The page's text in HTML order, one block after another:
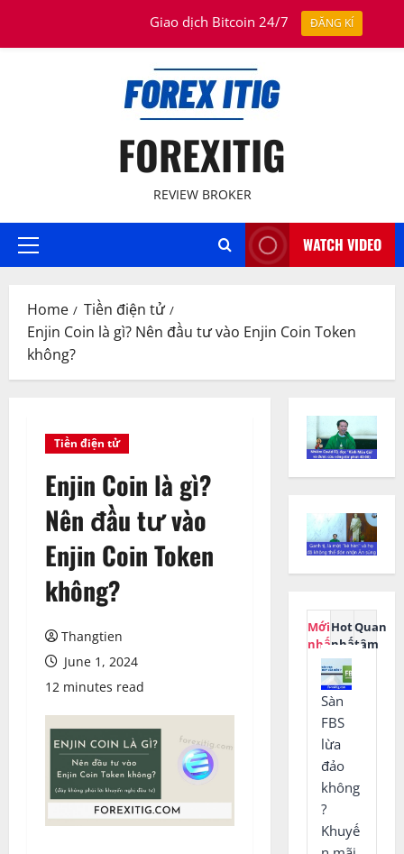
August 6, 2026
FOREXITIG
REVIEW BROKER
Primary
WATCH VIDEO
Home
Tiền điện tử
Enjin Coin là gì? Nên đầu tư vào Enjin Coin Token
không?
Tiền điện tử
Enjin Coin là gì?
Nên đầu tư vào
Enjin Coin Token
không?
Thangtien
June 1, 2024
12 minutes read
Mới
nhất
Hot
nhất
Quan
tâm
Sàn
FBS
lừa
đảo
không
?
Khuyế
Giao dịch Bitcoin 24/7 ĐĂNG KÍ